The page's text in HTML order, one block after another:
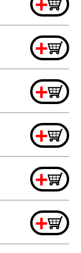
+
+
+
+
+